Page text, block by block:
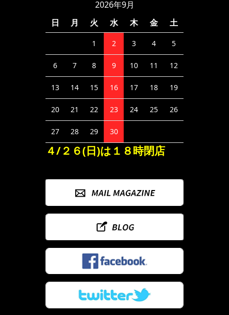
2026年9月
日
月 火 水 木 金 土
1 2 3 4 5
6 7 8 9 10 11 12
13 14 15 16 17 18 19
20 21 22 23 24 25 26
27 28 29 30
４/２６(日)は１８時閉店